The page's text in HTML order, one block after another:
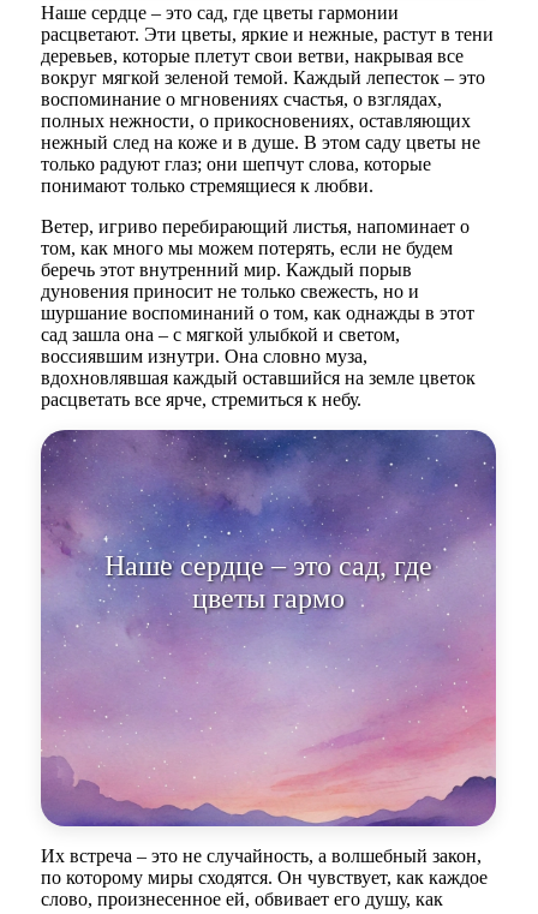
Наше сердце – это сад, где цветы гармонии
расцветают. Эти цветы, яркие и нежные, растут в тени
деревьев, которые плетут свои ветви, накрывая все
вокруг мягкой зеленой темой. Каждый лепесток – это
воспоминание о мгновениях счастья, о взглядах,
полных нежности, о прикосновениях, оставляющих
нежный след на коже и в душе. В этом саду цветы не
только радуют глаз; они шепчут слова, которые
понимают только стремящиеся к любви.
Ветер, игриво перебирающий листья, напоминает о
том, как много мы можем потерять, если не будем
беречь этот внутренний мир. Каждый порыв
дуновения приносит не только свежесть, но и
шуршание воспоминаний о том, как однажды в этот
сад зашла она – с мягкой улыбкой и светом,
воссиявшим изнутри. Она словно муза,
вдохновлявшая каждый оставшийся на земле цветок
расцветать все ярче, стремиться к небу.
Наше сердце – это сад, где
цветы гармонии расцветают.
Их встреча – это не случайность, а волшебный закон,
по которому миры сходятся. Он чувствует, как каждое
слово, произнесенное ей, обвивает его душу, как